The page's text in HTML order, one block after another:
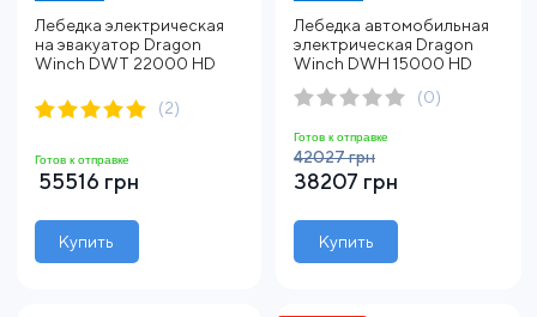
Лебедка электрическая
на эвакуатор Dragon
Winch DWT 22000 HD
(2)
Готов к отправке
55516 грн
Купить
Лебедка автомобильная
электрическая Dragon
Winch DWH 15000 HD
(0)
Готов к отправке
38207 грн
42027 грн
Купить